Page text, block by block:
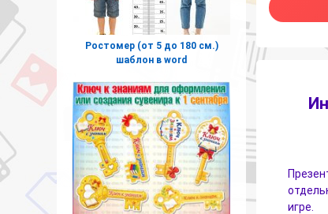
игре.
Ростомер (от 5 до 180 см.)
шаблон в word